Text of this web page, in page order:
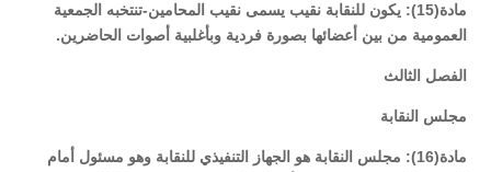
مادة(15): يكون للنقابة نقيب يسمى نقيب المحامين-تنتخبه الجمعية
العمومية من بين أعضائها بصورة فردية وبأغلبية أصوات الحاضرين.
الفصل الثالث
مجلس النقابة
مادة(16): مجلس النقابة هو الجهاز التنفيذي للنقابة وهو مسئول أمام